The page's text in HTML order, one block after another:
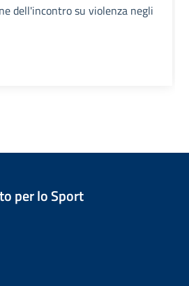
dell'incontro su violenza negli
per lo Sport